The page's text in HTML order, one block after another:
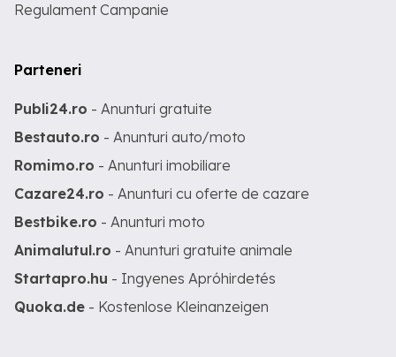
Regulament Campanie
Parteneri
Publi24.ro - Anunturi gratuite
Bestauto.ro - Anunturi auto/moto
Romimo.ro - Anunturi imobiliare
Cazare24.ro - Anunturi cu oferte de cazare
Bestbike.ro - Anunturi moto
Animalutul.ro - Anunturi gratuite animale
Startapro.hu - Ingyenes Apróhirdetés
Quoka.de - Kostenlose Kleinanzeigen